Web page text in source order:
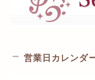
営業日カレンダ